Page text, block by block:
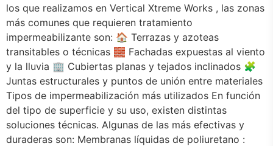
los que realizamos en Vertical Xtreme Works , las zonas
más comunes que requieren tratamiento
impermeabilizante son: 🏠 Terrazas y azoteas
transitables o técnicas 🧱 Fachadas expuestas al viento
y la lluvia 🏢 Cubiertas planas y tejados inclinados 🧩
Juntas estructurales y puntos de unión entre materiales
Tipos de impermeabilización más utilizados En función
del tipo de superficie y su uso, existen distintas
soluciones técnicas. Algunas de las más efectivas y
duraderas son: Membranas líquidas de poliuretano :